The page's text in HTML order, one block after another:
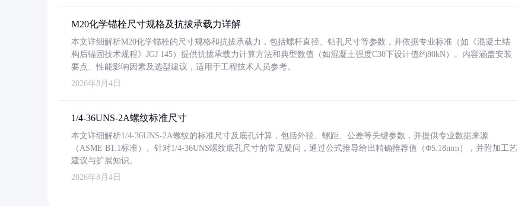
M20化学锚栓尺寸规格及抗拔承载力详解
本文详细解析M20化学锚栓的尺寸规格和抗拔承载力，包括螺杆直径、钻孔尺寸等参数，并依据专业标准（如《混凝土结
构后锚固技术规程》JGJ 145）提供抗拔承载力计算方法和典型数值（如混凝土强度C30下设计值约80kN）。内容涵盖安装
要点、性能影响因素及选型建议，适用于工程技术人员参考。
2026年8月4日
1/4-36UNS-2A螺纹标准尺寸
本文详细解析1/4-36UNS-2A螺纹的标准尺寸及底孔计算，包括外径、螺距、公差等关键参数，并提供专业数据来源
（ASME B1.1标准）。针对1/4-36UNS螺纹底孔尺寸的常见疑问，通过公式推导给出精确推荐值（Φ5.18mm），并附加工艺
建议与扩展知识。
2026年8月4日